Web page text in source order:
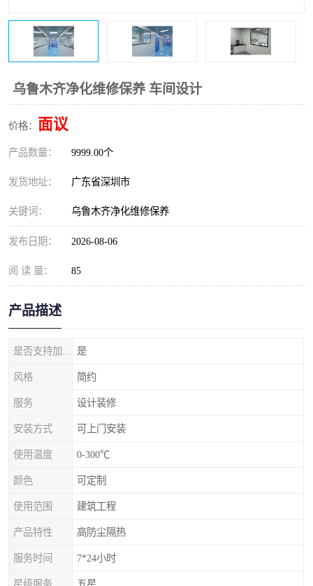
乌鲁木齐净化维修保养 车间设计
价格： 面议
产品数量： 9999.00个
发货地址： 广东省深圳市
关键词： 乌鲁木齐净化维修保养
发布日期： 2026-08-06
阅 读 量： 85
产品描述
是
风格 简约
服务 设计装修
安装方式 可上门安装
使用温度 0-300℃
颜色 可定制
使用范围 建筑工程
产品特性 高防尘隔热
服务时间 7*24小时